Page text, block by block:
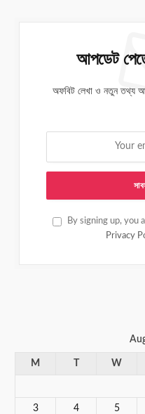
আপডেট
অফবিট লেখা ও নতুন তথ্য
By signing up, you
Privacy
M T W
3 4 5